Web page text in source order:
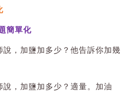
簡單化
，加鹽加多少？他告訴你加幾
，加鹽加多少？適量。加油